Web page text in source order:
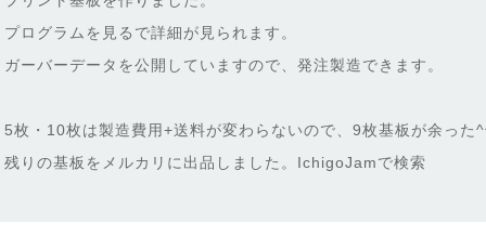
プログラムを見るで詳細が見られます。
ガーバーデータを公開していますので、発注製造できます。
5枚・10枚は製造費用+送料が変わらないので、9枚基板が余った
残りの基板をメルカリに出品しました。IchigoJamで検索